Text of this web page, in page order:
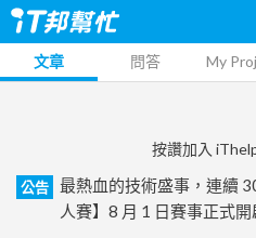
文章 問答 My
按讚加入
公告
最熱血的技術盛事，連續
人賽】8 月 1 日賽事正式開